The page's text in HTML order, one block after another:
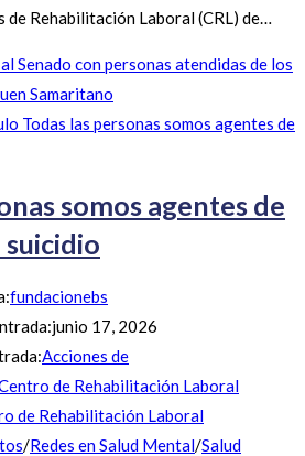
de Rehabilitación Laboral (CRL) de…
Senado con personas atendidas de los
Samaritano
somos agentes de
fundacionebs
junio 17, 2026
Acciones de
de Rehabilitación Laboral
de Rehabilitación Laboral
/Redes en Salud Mental/Salud